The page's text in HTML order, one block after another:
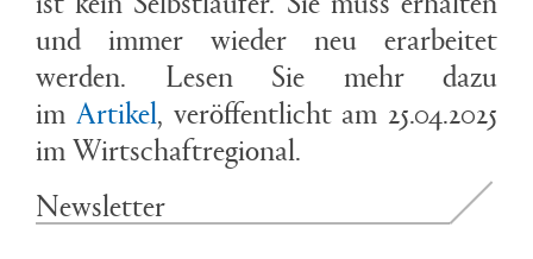
und immer wieder neu erarbeitet
werden. Lesen Sie mehr dazu
im Artikel, veröffentlicht am 25.04.2025
im Wirtschaftregional.
Newsletter